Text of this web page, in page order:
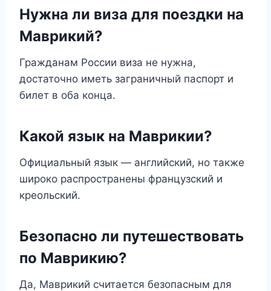
Нужна ли виза для поездки на
Маврикий?
Гражданам России виза не нужна,
достаточно иметь заграничный паспорт и
билет в оба конца.
Какой язык на Маврикии?
Официальный язык — английский, но также
широко распространены французский и
креольский.
Безопасно ли путешествовать
по Маврикию?
Да, Маврикий считается безопасным для